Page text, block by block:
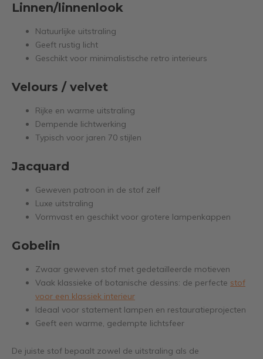
Linnen/linnenlook
Natuurlijke uitstraling
Geeft rustig licht
Geschikt voor minimalistische retro interieurs
Velours / velvet
Rijke en warme uitstraling
Dempende lichtwerking
Typisch voor jaren 70 stijlen
Jacquard
Geweven patroon in de stof zelf
Luxe uitstraling
Vormvast en geschikt voor grotere lampenkappen
Gobelin
Zwaar geweven stof met gedetailleerde motieven
Vaak klassieke of botanische dessins: de perfecte stof
voor een klassiek interieur
Ideaal voor statement lampen en restauratieprojecten
Geeft een warme, gedempte lichtsfeer
De juiste stof bepaalt zowel de uitstraling als de